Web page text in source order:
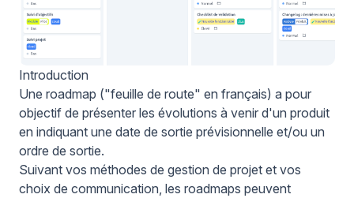
Introduction
Une roadmap ("feuille de route" en français) a pour
objectif de présenter les évolutions à venir d'un produit
en indiquant une date de sortie prévisionnelle et/ou un
ordre de sortie.
Suivant vos méthodes de gestion de projet et vos
choix de communication, les roadmaps peuvent